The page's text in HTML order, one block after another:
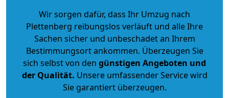
Wir sorgen dafür, dass Ihr Umzug nach
Plettenberg reibungslos verläuft und alle Ihre
Sachen sicher und unbeschadet an Ihrem
Bestimmungsort ankommen. Überzeugen Sie
sich selbst von den günstigen Angeboten und
der Qualität. Unsere umfassender Service wird
Sie garantiert überzeugen.